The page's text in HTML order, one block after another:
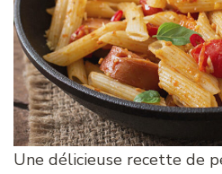
Une délicieuse recette de